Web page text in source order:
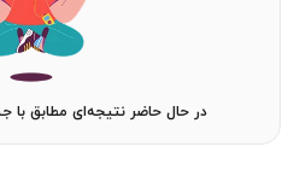
در حال حاضر نتیجه‌ای مطابق